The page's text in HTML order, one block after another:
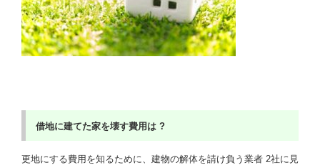
借地に建てた家を壊す費用は ?
更地にする費用を知るために、建物の解体を請け負う業者 2社に見